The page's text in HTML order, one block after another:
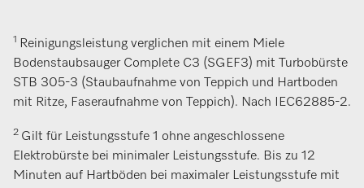
1 Reinigungsleistung verglichen mit einem Miele
Bodenstaubsauger Complete C3 (SGEF3) mit Turbobürste
STB 305-3 (Staubaufnahme von Teppich und Hartboden
mit Ritze, Faseraufnahme von Teppich). Nach IEC62885-2.
2 Gilt für Leistungsstufe 1 ohne angeschlossene
Elektrobürste bei minimaler Leistungsstufe. Bis zu 12
Minuten auf Hartböden bei maximaler Leistungsstufe mit